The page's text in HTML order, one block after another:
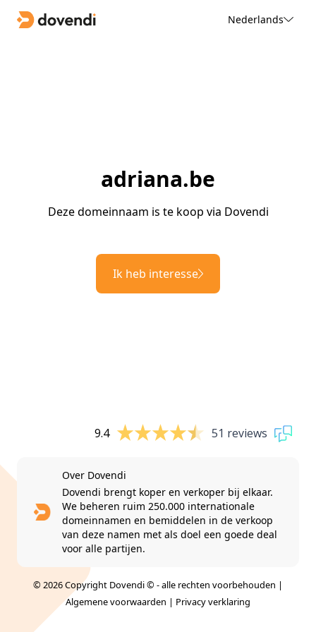
Nederlands
adriana.be
Deze domeinnaam is te koop via Dovendi
Ik heb interesse
9.4 51 reviews
Over Dovendi
Dovendi brengt koper en verkoper bij elkaar.
We beheren ruim 250.000 internationale
domeinnamen en bemiddelen in de verkoop
van deze namen met als doel een goede deal
voor alle partijen.
© 2026 Copyright Dovendi © - alle rechten voorbehouden |
Algemene voorwaarden | Privacy verklaring